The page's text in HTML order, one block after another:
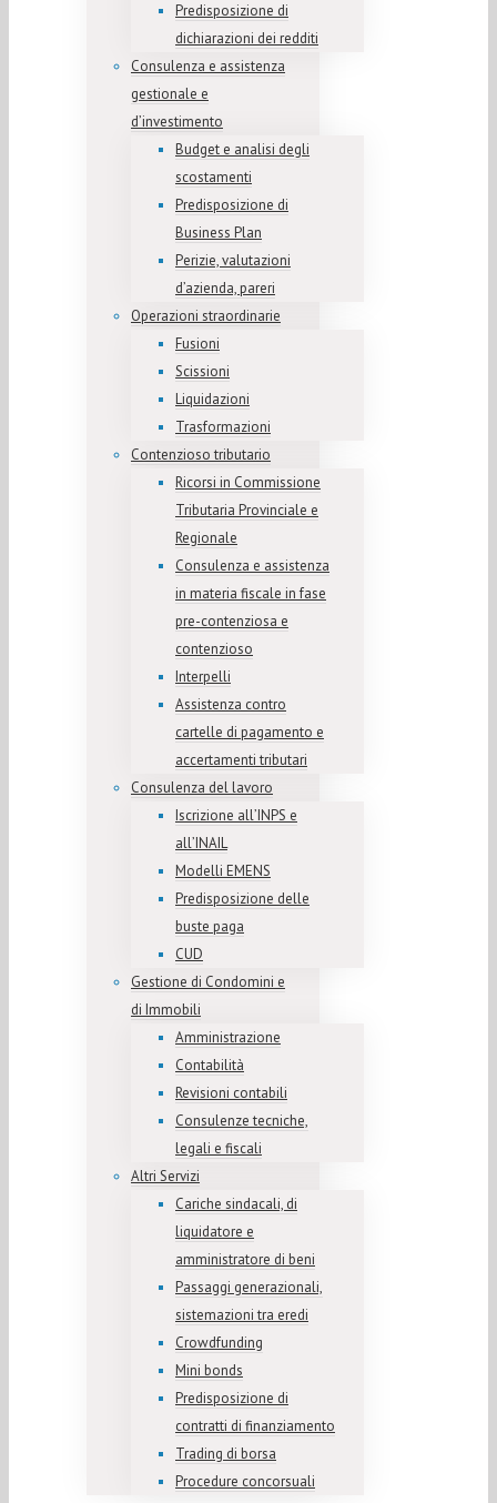
Predisposizione di
dichiarazioni dei redditi
Consulenza e assistenza
gestionale e
d’investimento
Budget e analisi degli
scostamenti
Predisposizione di
Business Plan
Perizie, valutazioni
d’azienda, pareri
Operazioni straordinarie
Fusioni
Scissioni
Liquidazioni
Trasformazioni
Contenzioso tributario
Ricorsi in Commissione
Tributaria Provinciale e
Regionale
Consulenza e assistenza
in materia fiscale in fase
pre-contenziosa e
contenzioso
Interpelli
Assistenza contro
cartelle di pagamento e
accertamenti tributari
Consulenza del lavoro
Iscrizione all’INPS e
all’INAIL
Modelli EMENS
Predisposizione delle
buste paga
CUD
Gestione di Condomini e
di Immobili
Amministrazione
Contabilità
Revisioni contabili
Consulenze tecniche,
legali e fiscali
Altri Servizi
Cariche sindacali, di
liquidatore e
amministratore di beni
Passaggi generazionali,
sistemazioni tra eredi
Crowdfunding
Mini bonds
Predisposizione di
contratti di finanziamento
Trading di borsa
Procedure concorsuali